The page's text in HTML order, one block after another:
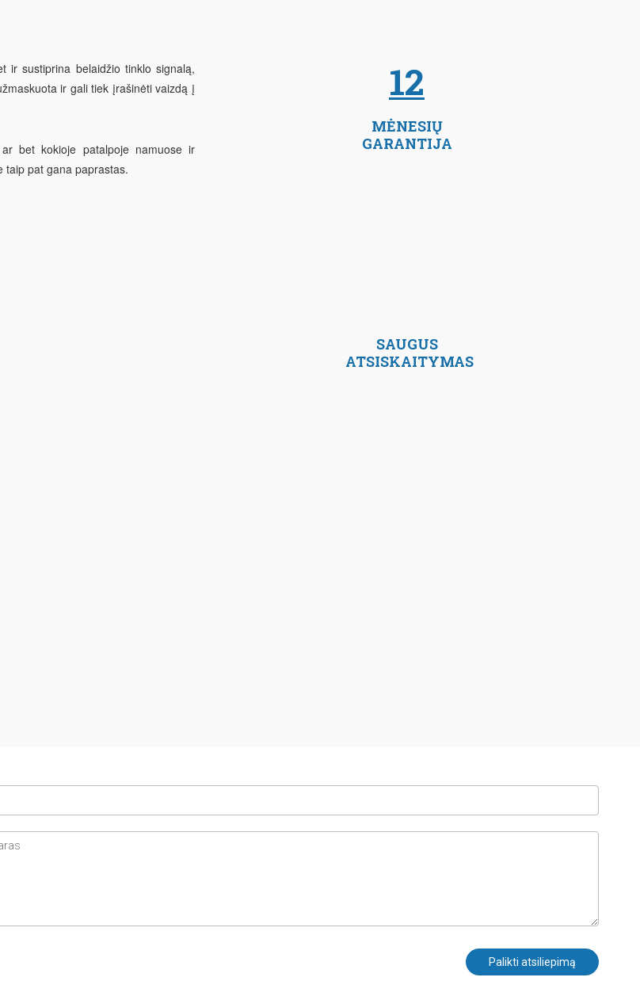
ir sustiprina belaidžio tinklo signalą,
ir gali tiek įrašinėti vaizdą į
bet kokioje patalpoje namuose ir
taip pat gana paprastas.
12
MĖNESIŲ
GARANTIJA
SAUGUS
ATSISKAITYMAS